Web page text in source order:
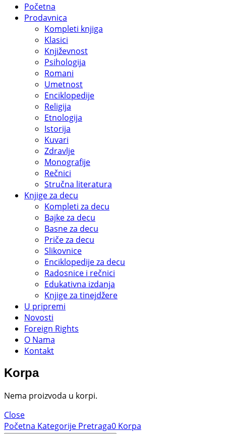
Početna
Prodavnica
Kompleti knjiga
Klasici
Književnost
Psihologija
Romani
Umetnost
Enciklopedije
Religija
Etnologija
Istorija
Kuvari
Zdravlje
Monografije
Rečnici
Stručna literatura
Knjige za decu
Kompleti za decu
Bajke za decu
Basne za decu
Priče za decu
Slikovnice
Enciklopedije za decu
Radosnice i rečnici
Edukativna izdanja
Knjige za tinejdžere
U pripremi
Novosti
Foreign Rights
O Nama
Kontakt
Korpa
Nema proizvoda u korpi.
Close
Početna Kategorije Pretraga0 Korpa